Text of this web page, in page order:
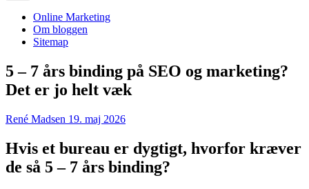
Online Marketing
Om bloggen
Sitemap
5 – 7 års binding på SEO og marketing?
Det er jo helt væk
René Madsen 19. maj 2026
Hvis et bureau er dygtigt, hvorfor kræver
de så 5 – 7 års binding?